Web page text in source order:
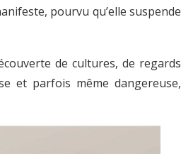
pourvu qu’elle suspende
de cultures, de regards
et parfois même dangereuse,